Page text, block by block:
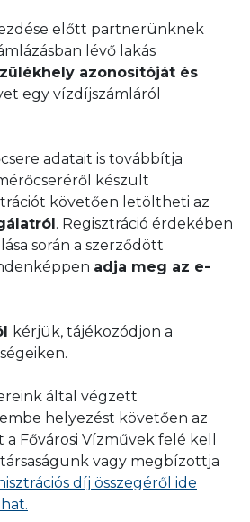
Hivatal által
műanyag hatósági
mely a vízmérő
A hitelesítés éve a
előlapján, vagy a készüléken
a mérőről, vagy
mérő nem minősül
attól, hogy a
feltételei (a mérő épsége,
megbontatlansága, a
évét tanúsító dátum)
plombán
előtt partnerünknek
lévő lakás
azonosítóját és
egy vízdíjszámláról
adatait is továbbítja
készült
követően letöltheti az
. Regisztráció érdekében
során a szerződött
adja meg az e-
kérjük, tájékozódjon a
által végzett
helyezést követően az
Fővárosi Vízművek felé kell
vagy megbízottja
díj összegéről ide